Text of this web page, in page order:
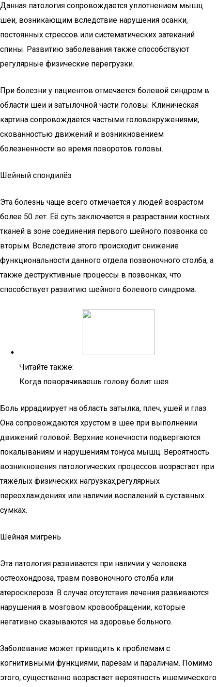
Данная патология сопровождается уплотнением мышц
шеи, возникающим вследствие нарушения осанки,
постоянных стрессов или систематических затеканий
спины. Развитию заболевания также способствуют
регулярные физические перегрузки.
При болезни у пациентов отмечается болевой синдром в
области шеи и затылочной части головы. Клиническая
картина сопровождается частыми головокружениями,
скованностью движений и возникновением
болезненности во время поворотов головы.
Шейный спондилёз
Эта болезнь чаще всего отмечается у людей возрастом
более 50 лет. Её суть заключается в разрастании костных
тканей в зоне соединения первого шейного позвонка со
вторым. Вследствие этого происходит снижение
функциональности данного отдела позвоночного столба, а
также деструктивные процессы в позвонках, что
способствует развитию шейного болевого синдрома.
Читайте также:
Когда поворачиваешь голову болит шея
Боль иррадиирует на область затылка, плеч, ушей и глаз.
Она сопровождаются хрустом в шее при выполнении
движений головой. Верхние конечности подвергаются
покалываниям и нарушениям тонуса мышц. Вероятность
возникновения патологических процессов возрастает при
тяжёлых физических нагрузках,регулярных
переохлаждениях или наличии воспалений в суставных
сумках.
Шейная мигрень
Эта патология развивается при наличии у человека
остеохондроза, травм позвоночного столба или
атеросклероза. В случае отсутствия лечения развиваются
нарушения в мозговом кровообращении, которые
негативно сказываются на здоровье больного.
Заболевание может приводить к проблемам с
когнитивными функциями, парезам и параличам. Помимо
этого, существенно возрастает вероятность ишемического